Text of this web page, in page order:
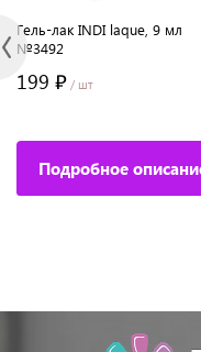
Гель-лак INDI laque, 9 мл
№3492
199 ₽ / шт
Подробное